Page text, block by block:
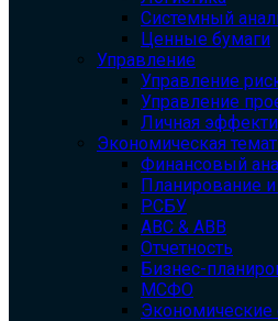
Системный
Ценные бумаги
Управление
Управление
Управление
Личная
Экономическая
Финансовый
Планирование
РСБУ
ABC & ABB
Отчетность
Бизнес-
МСФО
Экономические